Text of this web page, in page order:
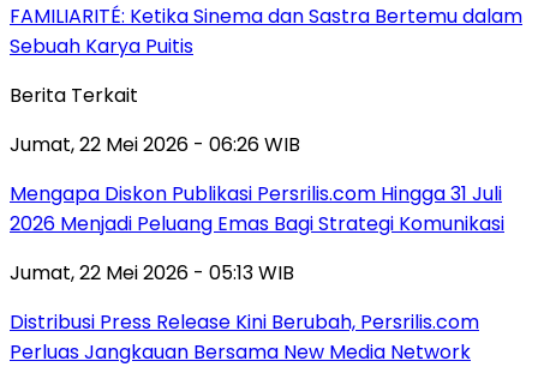
FAMILIARITÉ: Ketika Sinema dan Sastra Bertemu dalam
Sebuah Karya Puitis
Berita Terkait
Jumat, 22 Mei 2026 - 06:26 WIB
Mengapa Diskon Publikasi Persrilis.com Hingga 31 Juli
2026 Menjadi Peluang Emas Bagi Strategi Komunikasi
Jumat, 22 Mei 2026 - 05:13 WIB
Distribusi Press Release Kini Berubah, Persrilis.com
Perluas Jangkauan Bersama New Media Network